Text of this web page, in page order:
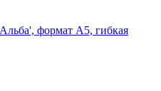
формат А5, гибкая